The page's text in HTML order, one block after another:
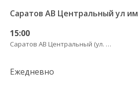
15:00
Саратов АВ Центральный (ул. им. Пугачева, 179 А)
Ежедневно